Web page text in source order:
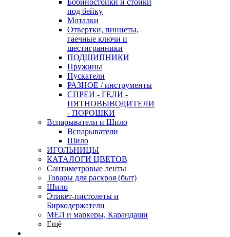
Бобиностойки и стойки
под бейку
Моталки
Отвертки, пинцеты,
гаечные ключи и
шестигранники
ПОДШИПНИКИ
Пружины
Пускатели
РАЗНОЕ / инструменты
СПРЕИ - ГЕЛИ -
ПЯТНОВЫВОДИТЕЛИ
- ПОРОШКИ
Вспарыватели и Шило
Вспарыватели
Шило
ИГОЛЬНИЦЫ
КАТАЛОГИ ЦВЕТОВ
Сантиметровые ленты
Товары для раскроя (быт)
Шило
Этикет-пистолеты и
Биркодержатели
МЕЛ и маркеры, Карандаши
Ещё